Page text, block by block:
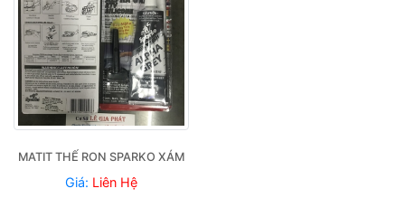
MATIT THẾ RON SPARKO XÁM
Giá: Liên Hệ